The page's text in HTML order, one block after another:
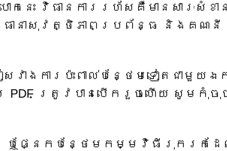
នេះ វិធានការរហ័សគឺមានសារៈសំខា
ធានាសុវត្ថិភាពប្រព័ន្ធ និងគណនី
ងការប៉ះពាល់បន្ថែមទៀតជាមួយឯក
ត្រូវបានបើករួចហើយ សូមកុំចុ
ផ្នែកបន្ថែមកម្មវិធីរុករកដែ